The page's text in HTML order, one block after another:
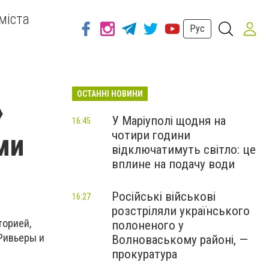
Рус
и
ОСТАННІ НОВИНИ
У Маріуполі щодня на
чотири години
відключатимуть світло: це
вплине на подачу води
16:45
Російські військові
розстріляли українського
полоненого у
Волноваському районі, —
прокуратура
16:27